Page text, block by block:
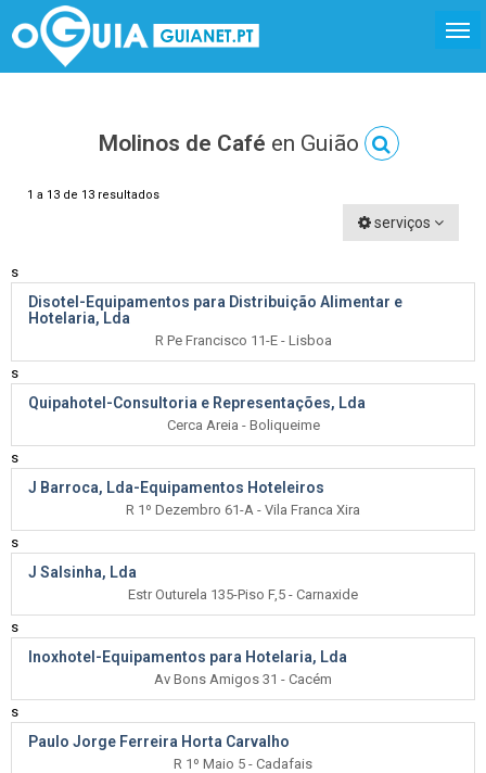
Molinos de Café en Guião
1 a 13 de 13 resultados
serviços
s
Disotel-Equipamentos para Distribuição Alimentar e
Hotelaria, Lda
R Pe Francisco 11-E - Lisboa
s
Quipahotel-Consultoria e Representações, Lda
Cerca Areia - Boliqueime
s
J Barroca, Lda-Equipamentos Hoteleiros
R 1º Dezembro 61-A - Vila Franca Xira
s
J Salsinha, Lda
Estr Outurela 135-Piso F,5 - Carnaxide
s
Inoxhotel-Equipamentos para Hotelaria, Lda
Av Bons Amigos 31 - Cacém
s
Paulo Jorge Ferreira Horta Carvalho
R 1º Maio 5 - Cadafais